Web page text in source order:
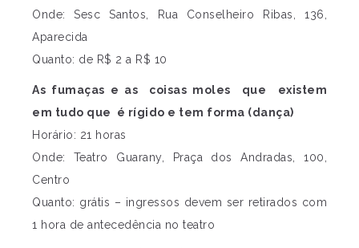
Onde: Sesc Santos, Rua Conselheiro Ribas, 136,
Aparecida
Quanto: de R$ 2 a R$ 10
As fumaças e as coisas moles que existem
em tudo que é rígido e tem forma (dança)
Horário: 21 horas
Onde: Teatro Guarany, Praça dos Andradas, 100,
Centro
Quanto: grátis – ingressos devem ser retirados com
1 hora de antecedência no teatro